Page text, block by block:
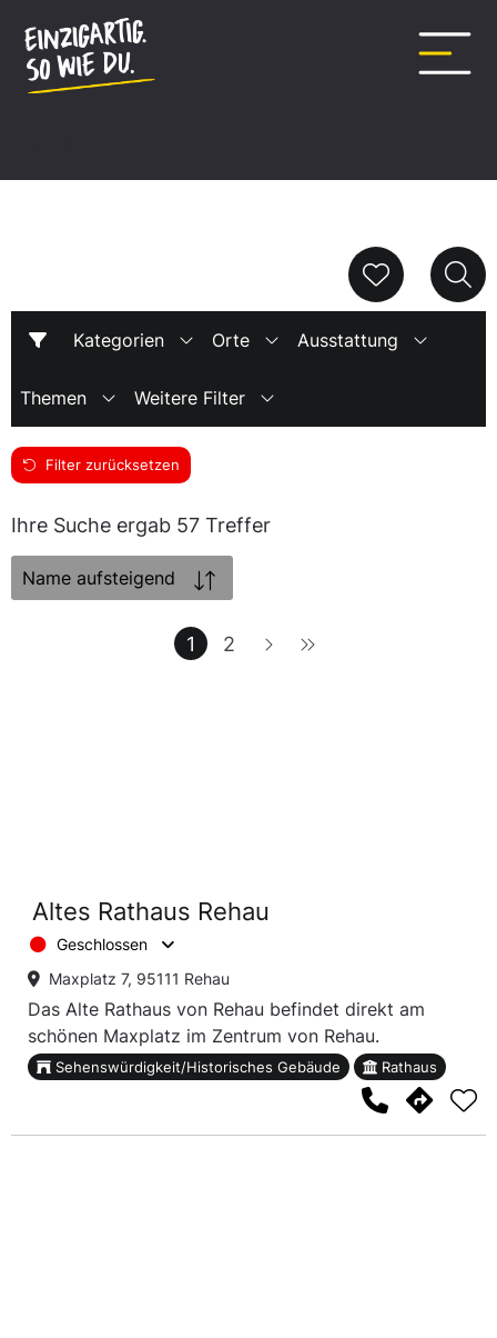
springen
Kategorien Orte Ausstattung
Themen Weitere Filter
Filter zurücksetzen
Ihre Suche ergab 57 Treffer
Sortierung:
1 2
Altes Rathaus Rehau
Geschlossen
Maxplatz 7, 95111 Rehau
Das Alte Rathaus von Rehau befindet direkt am
schönen Maxplatz im Zentrum von Rehau.
Sehenswürdigkeit/Historisches Gebäude Rathaus